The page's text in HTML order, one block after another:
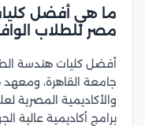
ما هي أفضل
مصر للطلاب
أفضل كليات هندسة
جامعة القاهرة، ومعهد
والأكاديمية المصرية
برامج أكاديمية عالية